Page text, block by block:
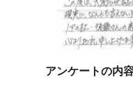
アンケートの内